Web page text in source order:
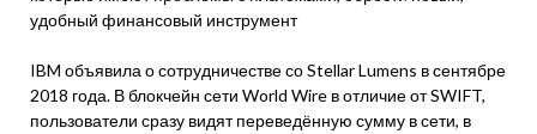
удобный финансовый инструмент
IBM объявила о сотрудничестве со Stellar Lumens в сентябре
2018 года. В блокчейн сети World Wire в отличие от SWIFT,
пользователи сразу видят переведённую сумму в сети, в